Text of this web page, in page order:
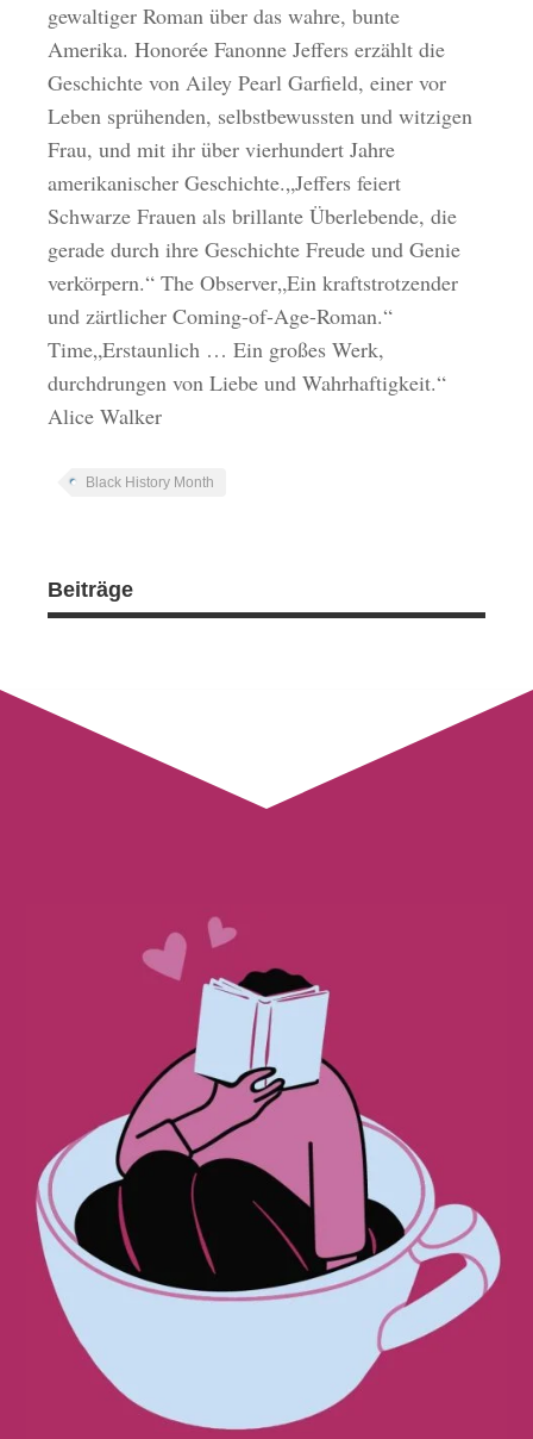
gewaltiger Roman über das wahre, bunte
Amerika. Honorée Fanonne Jeffers erzählt die
Geschichte von Ailey Pearl Garfield, einer vor
Leben sprühenden, selbstbewussten und witzigen
Frau, und mit ihr über vierhundert Jahre
amerikanischer Geschichte.„Jeffers feiert
Schwarze Frauen als brillante Überlebende, die
gerade durch ihre Geschichte Freude und Genie
verkörpern.“ The Observer„Ein kraftstrotzender
und zärtlicher Coming-of-Age-Roman.“
Time„Erstaunlich … Ein großes Werk,
durchdrungen von Liebe und Wahrhaftigkeit.“
Alice Walker
Black History Month
Beiträge